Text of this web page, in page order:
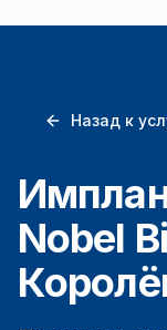
Назад к
Nobel